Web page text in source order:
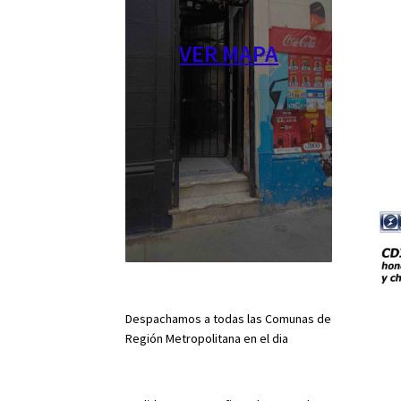
VER MAPA
Despachamos a todas las Comunas de
Región Metropolitana en el dia